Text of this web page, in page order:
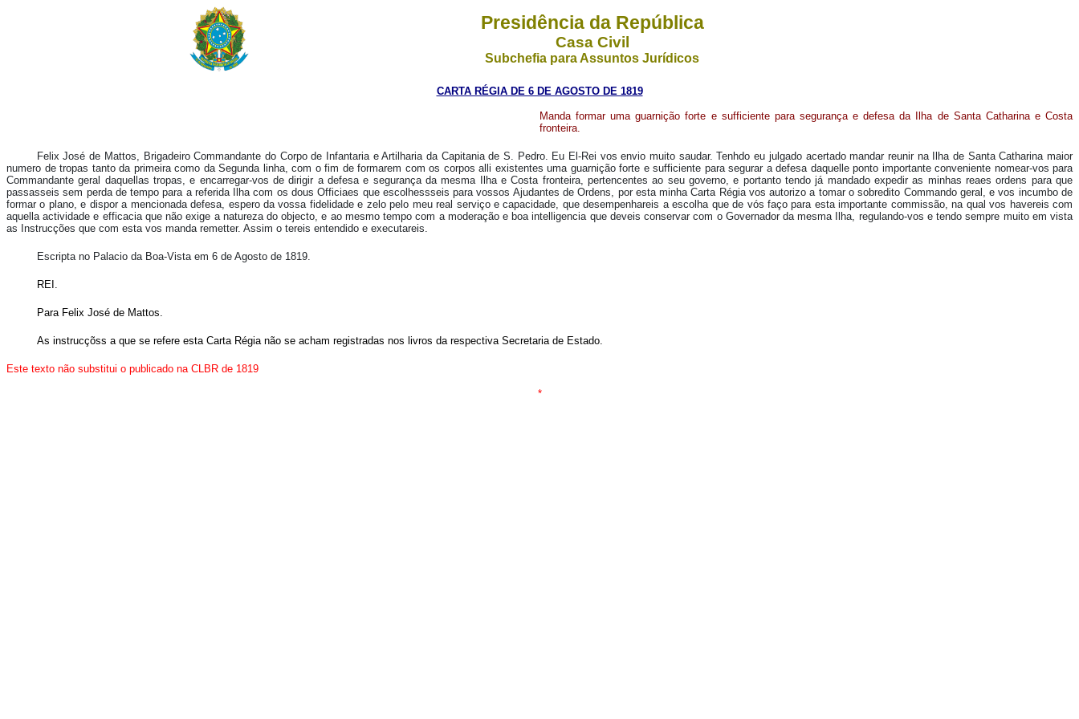
Presidência da República
Casa Civil
Subchefia para Assuntos Jurídicos
CARTA RÉGIA DE 6 DE AGOSTO DE 1819
Manda formar uma guarnição forte e sufficiente para segurança e defesa da Ilha de Santa Catharina e Costa
fronteira.
Felix José de Mattos, Brigadeiro Commandante do Corpo de Infantaria e Artilharia da Capitania de S. Pedro. Eu El-Rei vos envio muito saudar. Tenhdo eu julgado acertado mandar reunir na Ilha de Santa Catharina maior
numero de tropas tanto da primeira como da Segunda linha, com o fim de formarem com os corpos alli existentes uma guarnição forte e sufficiente para segurar a defesa daquelle ponto importante conveniente nomear-vos para
Commandante geral daquellas tropas, e encarregar-vos de dirigir a defesa e segurança da mesma Ilha e Costa fronteira, pertencentes ao seu governo, e portanto tendo já mandado expedir as minhas reaes ordens para que
passasseis sem perda de tempo para a referida Ilha com os dous Officiaes que escolhessseis para vossos Ajudantes de Ordens, por esta minha Carta Régia vos autorizo a tomar o sobredito Commando geral, e vos incumbo de
formar o plano, e dispor a mencionada defesa, espero da vossa fidelidade e zelo pelo meu real serviço e capacidade, que desempenhareis a escolha que de vós faço para esta importante commissão, na qual vos havereis com
aquella actividade e efficacia que não exige a natureza do objecto, e ao mesmo tempo com a moderação e boa intelligencia que deveis conservar com o Governador da mesma Ilha, regulando-vos e tendo sempre muito em vista
as Instrucções que com esta vos manda remetter. Assim o tereis entendido e executareis.
Escripta no Palacio da Boa-Vista em 6 de Agosto de 1819.
REI.
Para Felix José de Mattos.
As instrucçõss a que se refere esta Carta Régia não se acham registradas nos livros da respectiva Secretaria de Estado.
Este texto não substitui o publicado na CLBR de 1819
*